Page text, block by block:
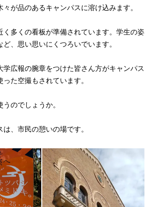
々が品のあるキャンパスに溶け込みます。
く多くの看板が準備されています。学生の姿
、思い思いにくつろいでいます。
学広報の腕章をつけた皆さん方がキャンパス
た空撮もされています。
のでしょうか。
、市民の憩いの場です。